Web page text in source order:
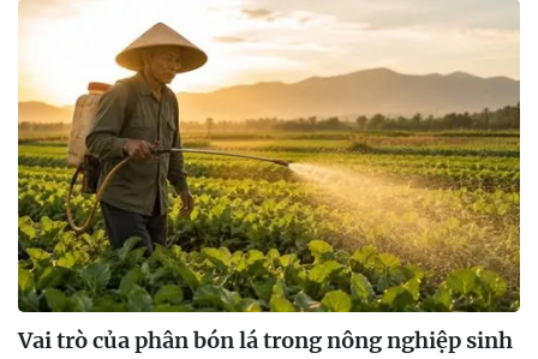
Vai trò của phân bón lá trong nông nghiệp sinh